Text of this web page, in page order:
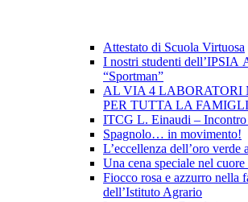
Attestato di Scuola Virtuosa
I nostri studenti dell’IPSIA
“Sportman”
AL VIA 4 LABORATORI
PER TUTTA LA
ITCG L. Einaudi – Incontro
Spagnolo… in movimento!
L’eccellenza dell’oro verde
Una cena speciale nel
Fiocco rosa e azzurro nella
dell’Istituto Agrario